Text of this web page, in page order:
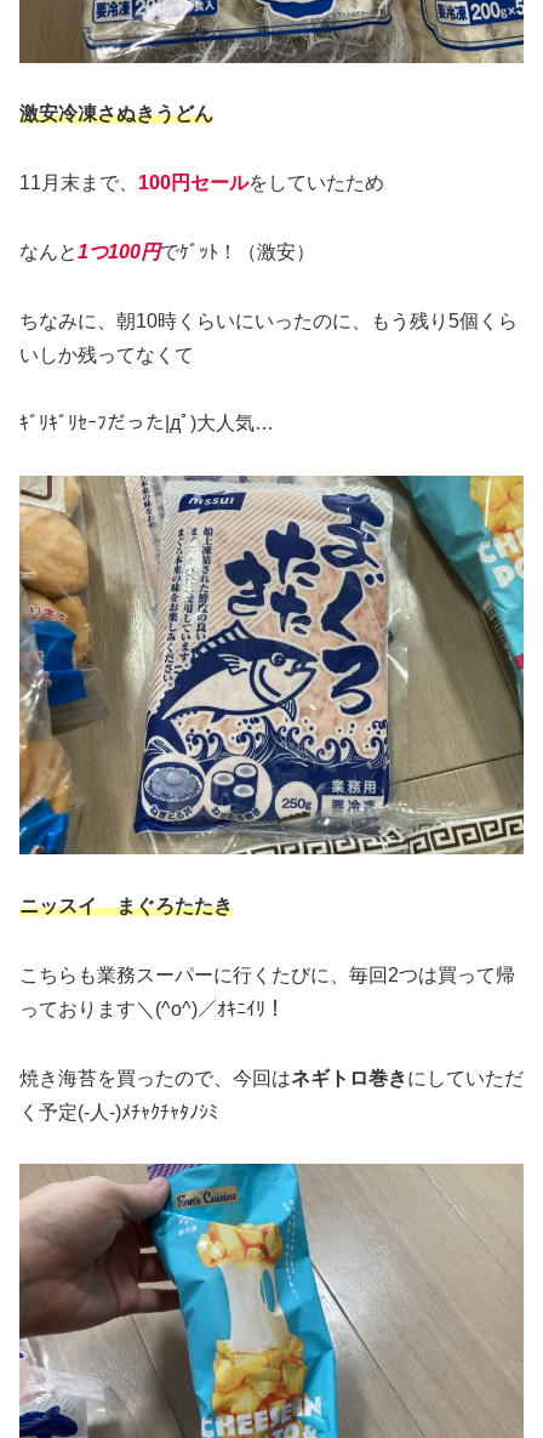
激安冷凍さぬきうどん
11月末まで、 100円セールをしていたため
なんと1つ100円でｹﾞｯﾄ！（激安）
ちなみに、朝10時くらいにいったのに、もう残り5個くら
いしか残ってなくて
ｷﾞﾘｷﾞﾘｾｰﾌだった|дﾟ)大人気…
ニッスイ まぐろたたき
こちらも業務スーパーに行くたびに、毎回2つは買って帰
っております＼(^o^)／ｵｷﾆｲﾘ！
焼き海苔を買ったので、今回はネギトロ巻きにしていただ
く予定(‐人‐)ﾒﾁｬｸﾁｬﾀﾉｼﾐ